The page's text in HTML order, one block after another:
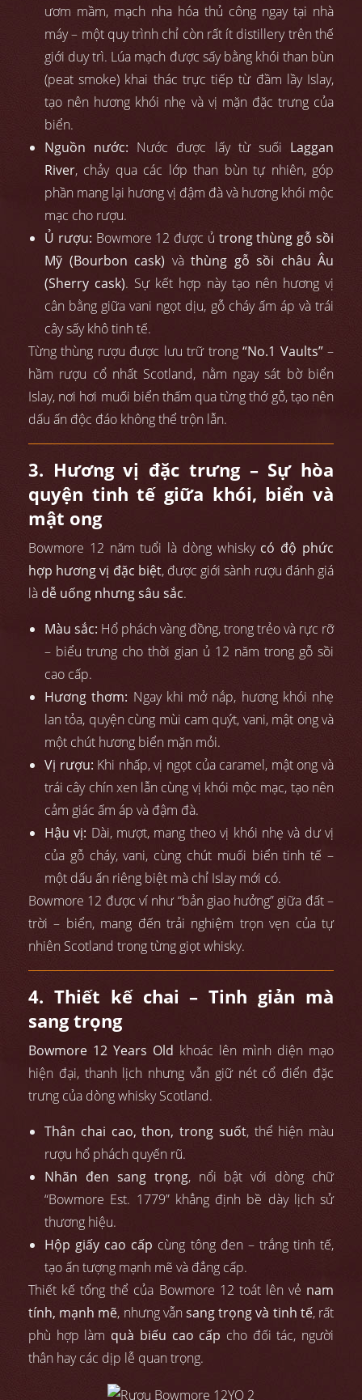
ươm mầm, mạch nha hóa thủ công ngay tại nhà
máy – một quy trình chỉ còn rất ít distillery trên thế
giới duy trì. Lúa mạch được sấy bằng khói than bùn
(peat smoke) khai thác trực tiếp từ đầm lầy Islay,
tạo nên hương khói nhẹ và vị mặn đặc trưng của
biển.
Nguồn nước: Nước được lấy từ suối Laggan
River, chảy qua các lớp than bùn tự nhiên, góp
phần mang lại hương vị đậm đà và hương khói mộc
mạc cho rượu.
Ủ rượu: Bowmore 12 được ủ trong thùng gỗ sồi
Mỹ (Bourbon cask) và thùng gỗ sồi châu Âu
(Sherry cask). Sự kết hợp này tạo nên hương vị
cân bằng giữa vani ngọt dịu, gỗ cháy ấm áp và trái
cây sấy khô tinh tế.
Từng thùng rượu được lưu trữ trong“No.1 Vaults”–
hầm rượu cổ nhất Scotland, nằm ngay sát bờ biển
Islay, nơi hơi muối biển thấm qua từng thớ gỗ, tạo nên
dấu ấn độc đáo không thể trộn lẫn.
3. Hương vị đặc trưng – Sự hòa
quyện tinh tế giữa khói, biển và
mật ong
Bowmore 12 năm tuổi là dòng whisky có độ phức
hợp hương vị đặc biệt, được giới sành rượu đánh giá
là dễ uống nhưng sâu sắc.
Màu sắc: Hổ phách vàng đồng, trong trẻo và rực rỡ
– biểu trưng cho thời gian ủ 12 năm trong gỗ sồi
cao cấp.
Hương thơm: Ngay khi mở nắp, hương khói nhẹ
lan tỏa, quyện cùng mùi cam quýt, vani, mật ong và
một chút hương biển mặn mỏi.
Vị rượu: Khi nhấp, vị ngọt của caramel, mật ong và
trái cây chín xen lẫn cùng vị khói mộc mạc, tạo nên
cảm giác ấm áp và đậm đà.
Hậu vị: Dài, mượt, mang theo vị khói nhẹ và dư vị
của gỗ cháy, vani, cùng chút muối biển tinh tế –
một dấu ấn riêng biệt mà chỉ Islay mới có.
Bowmore 12 được ví như “bản giao hưởng” giữa đất –
trời – biển, mang đến trải nghiệm trọn vẹn của tự
nhiên Scotland trong từng giọt whisky.
4. Thiết kế chai – Tinh giản mà
sang trọng
Bowmore 12 Years Old khoác lên mình diện mạo
hiện đại, thanh lịch nhưng vẫn giữ nét cổ điển đặc
trưng của dòng whisky Scotland.
Thân chai cao, thon, trong suốt, thể hiện màu
rượu hổ phách quyến rũ.
Nhãn đen sang trọng, nổi bật với dòng chữ
“Bowmore Est. 1779” khẳng định bề dày lịch sử
thương hiệu.
Hộp giấy cao cấp cùng tông đen – trắng tinh tế,
tạo ấn tượng mạnh mẽ và đẳng cấp.
Thiết kế tổng thể của Bowmore 12 toát lên vẻ nam
tính, mạnh mẽ, nhưng vẫnsang trọng và tinh tế, rất
phù hợp làm quà biếu cao cấp cho đối tác, người
thân hay các dịp lễ quan trọng.